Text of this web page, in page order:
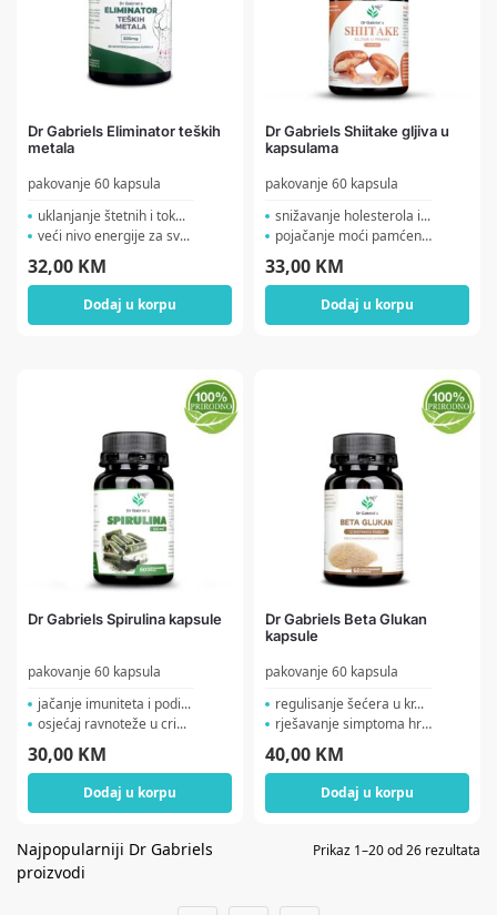
Dr Gabriels Eliminator teških
metala
pakovanje 60 kapsula
uklanjanje štetnih i tok...
veći nivo energije za sv...
32,00 KM
Dodaj u korpu
Dr Gabriels Shiitake gljiva u
kapsulama
pakovanje 60 kapsula
snižavanje holesterola i...
pojačanje moći pamćenj...
33,00 KM
Dodaj u korpu
Dr Gabriels Spirulina kapsule
pakovanje 60 kapsula
jačanje imuniteta i podi...
osjećaj ravnoteže u cri...
30,00 KM
Dodaj u korpu
Dr Gabriels Beta Glukan
kapsule
pakovanje 60 kapsula
regulisanje šećera u kr...
rješavanje simptoma hron...
40,00 KM
Dodaj u korpu
Prikaz 1–20 od 26 rezultata